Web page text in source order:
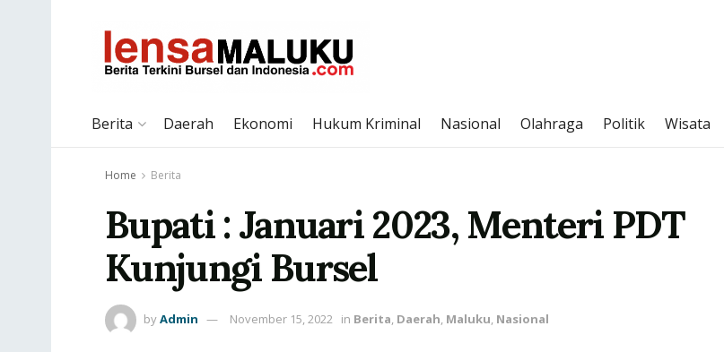
Berita Daerah Ekonomi Hukum Kriminal Nasional Olahraga Politik Wisata
Home Berita
Bupati : Januari 2023, Menteri PDT
Kunjungi Bursel
byAdmin November 15, 2022 in Berita, Daerah, Maluku, Nasional